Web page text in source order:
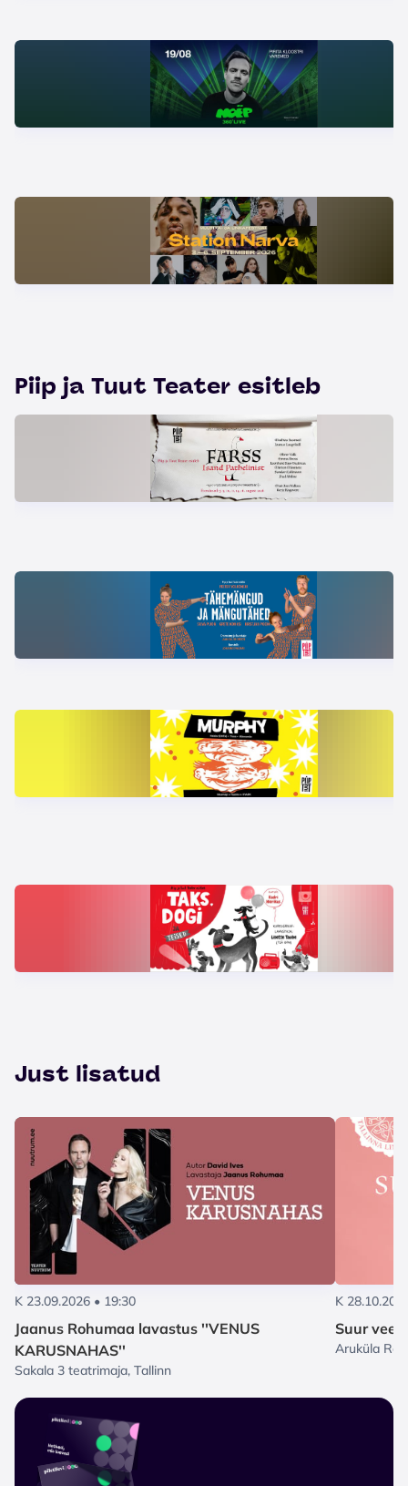
Piip ja Tuut Teater esitleb
Just lisatud
K 23.09.2026 • 19:30
Jaanus Rohumaa lavastus ''VENUS
KARUSNAHAS''
Sakala 3 teatrimaja, Tallinn
K
Suur
Aruküla